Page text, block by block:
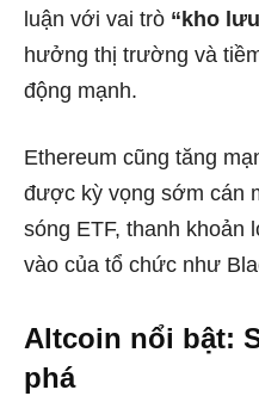
luận với vai trò “kho
hưởng thị trường và
động mạnh.
Ethereum cũng tăng
được kỳ vọng sớm cán
sóng ETF, thanh khoản
vào của tổ chức như
Altcoin nổi bật:
phá